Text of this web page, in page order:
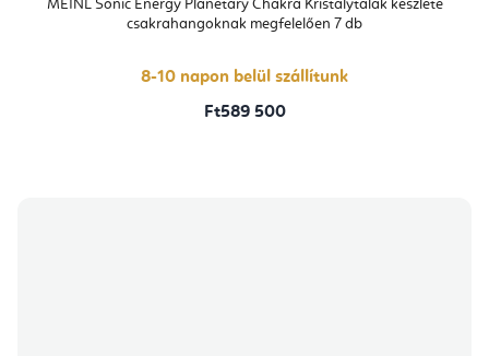
MEINL Sonic Energy Planetary Chakra Kristálytálak készlete
csakrahangoknak megfelelően 7 db
8-10 napon belül szállítunk
Ft589 500